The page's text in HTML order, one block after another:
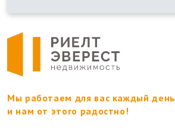
Мы работаем для вас каждый день
и нам от этого радостно!